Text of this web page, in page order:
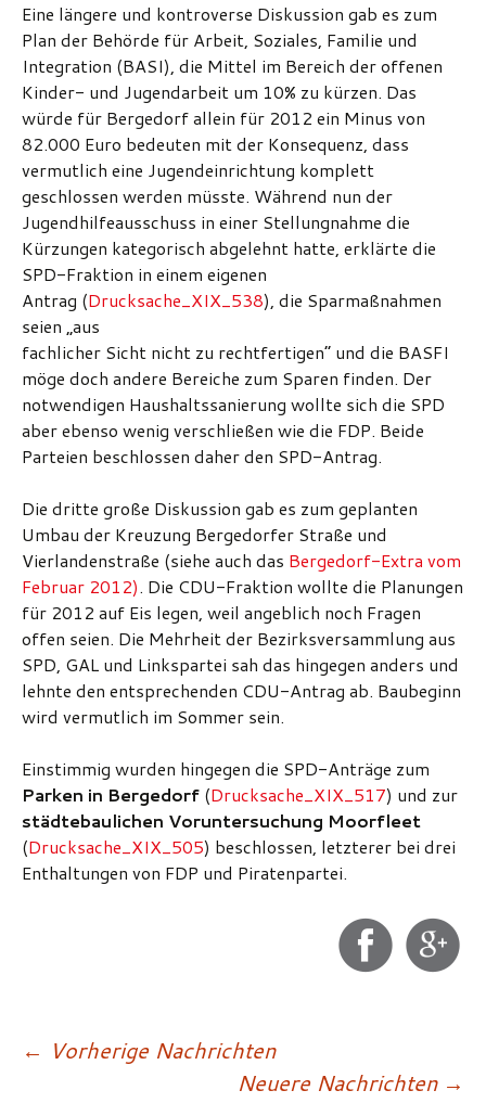
Eine längere und kontroverse Diskussion gab es zum
Plan der Behörde für Arbeit, Soziales, Familie und
Integration (BASI), die Mittel im Bereich der offenen
Kinder- und Jugendarbeit um 10% zu kürzen. Das
würde für Bergedorf allein für 2012 ein Minus von
82.000 Euro bedeuten mit der Konsequenz, dass
vermutlich eine Jugendeinrichtung komplett
geschlossen werden müsste. Während nun der
Jugendhilfeausschuss in einer Stellungnahme die
Kürzungen kategorisch abgelehnt hatte, erklärte die
SPD-Fraktion in einem eigenen
Antrag (Drucksache_XIX_538), die Sparmaßnahmen
seien „aus
fachlicher Sicht nicht zu rechtfertigen“ und die BASFI
möge doch andere Bereiche zum Sparen finden. Der
notwendigen Haushaltssanierung wollte sich die SPD
aber ebenso wenig verschließen wie die FDP. Beide
Parteien beschlossen daher den SPD-Antrag.
Die dritte große Diskussion gab es zum geplanten
Umbau der Kreuzung Bergedorfer Straße und
Vierlandenstraße (siehe auch das Bergedorf-Extra vom
Februar 2012). Die CDU-Fraktion wollte die Planungen
für 2012 auf Eis legen, weil angeblich noch Fragen
offen seien. Die Mehrheit der Bezirksversammlung aus
SPD, GAL und Linkspartei sah das hingegen anders und
lehnte den entsprechenden CDU-Antrag ab. Baubeginn
wird vermutlich im Sommer sein.
Einstimmig wurden hingegen die SPD-Anträge zum
Parken in Bergedorf (Drucksache_XIX_517) und zur
städtebaulichen Voruntersuchung Moorfleet
(Drucksache_XIX_505) beschlossen, letzterer bei drei
Enthaltungen von FDP und Piratenpartei.
← Vorherige Nachrichten
Neuere Nachrichten →